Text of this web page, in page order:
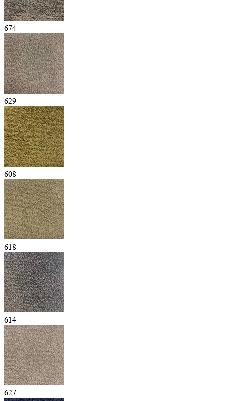
674
629
608
618
614
627